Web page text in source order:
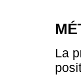
La